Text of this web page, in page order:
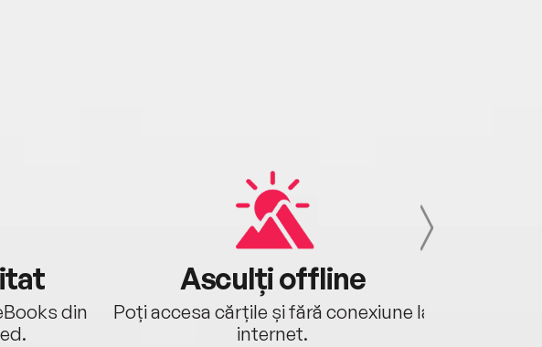
din
Asculți offline
Poți accesa cărțile și fără conexiune la
internet.